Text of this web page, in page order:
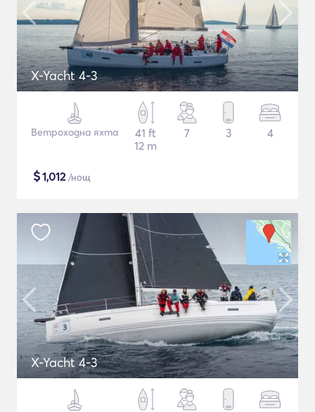
X-Yacht 4-3
Ветроходна яхта
41 ft
12 m
7 3 4
$1,012/нощ
X-Yacht 4-3